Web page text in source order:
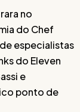
no
do Chef
especialistas
do Eleven
e
ponto de